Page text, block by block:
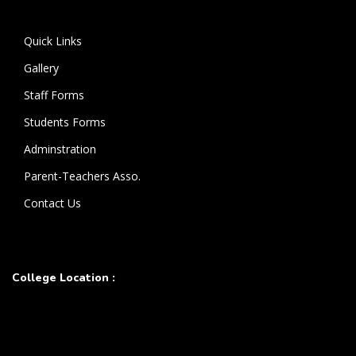
Quick Links
Gallery
Staff Forms
Students Forms
Adminstration
Parent-Teachers Asso.
Contact Us
College Location :